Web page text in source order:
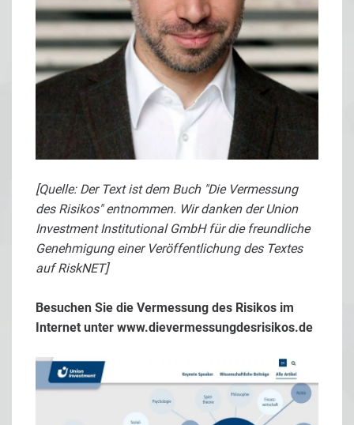
[Quelle: Der Text ist dem Buch "Die Vermessung
des Risikos" entnommen. Wir danken der Union
Investment Institutional GmbH für die freundliche
Genehmigung einer Veröffentlichung des Textes
auf RiskNET]
Besuchen Sie die Vermessung des Risikos im
Internet unter www.dievermessungdesrisikos.de